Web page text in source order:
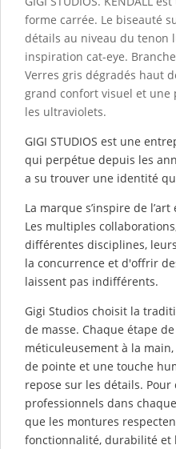
forme carrée. Le biseauté
détails au niveau du tenon
inspiration cat-eye.
Verres gris dégradés haut
grand confort visuel et une
les ultraviolets.
GIGI STUDIOS est une
qui perpétue depuis les
a su trouver une identité
La marque s’inspire de
Les multiples
différentes disciplines,
la concurrence et d'offrir
laissent pas indifférents.
Gigi Studios choisit la
de masse. Chaque étape
méticuleusement à la
de pointe et une touche
repose sur les détails.
professionnels dans
que les montures
fonctionnalité, durabilité et